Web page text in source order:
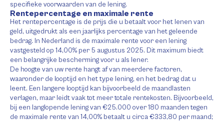
specifieke voorwaarden van de lening.
Rentepercentage en maximale rente
Het rentepercentage is de prijs die u betaalt voor het lenen van
geld, uitgedrukt als een jaarlijks percentage van het geleende
bedrag. In Nederland is de maximale rente voor een lening
vastgesteld op 14,00% per 5 augustus 2025. Dit maximum biedt
een belangrijke bescherming voor u als lener.
De hoogte van uw rente hangt af van meerdere factoren,
waaronder de looptijd en het type lening, en het bedrag dat u
leent. Een langere looptijd kan bijvoorbeeld de maandlasten
verlagen, maar leidt vaak tot meer totale rentekosten. Bijvoorbeeld,
bij een langlopende lening van €25.000 over 180 maanden tegen
de maximale rente van 14,00% betaalt u circa €333,80 per maand;